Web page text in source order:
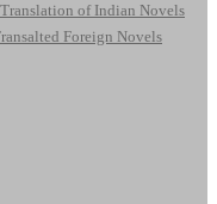
Translation of Indian Novels
Foreign Novels